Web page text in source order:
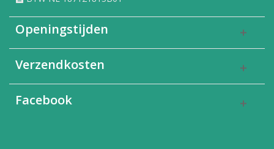
Openingstijden
Verzendkosten
Facebook